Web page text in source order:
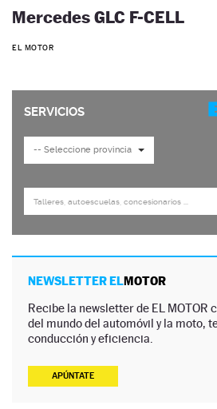
Mercedes GLC F-CELL
EL MOTOR
NEWSLETTER ELMOTOR
Recibe la newsletter de EL MOTOR
del mundo del automóvil y la moto,
conducción y eficiencia.
APÚNTATE